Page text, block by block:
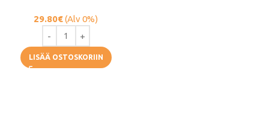
29.80€(Alv 0%)
LISÄÄ OSTOSKORIIN